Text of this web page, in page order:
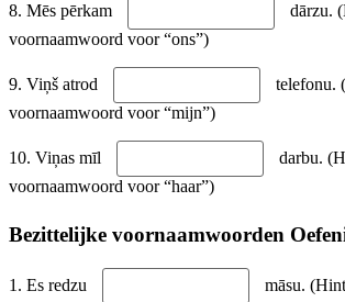
8. Mēs pērkam
dārzu.
voornaamwoord voor “ons”)
9. Viņš atrod
telefonu.
voornaamwoord voor “mijn”)
10. Viņas mīl
darbu.
voornaamwoord voor “haar”)
Bezittelijke voornaamwoorden
1. Es redzu
māsu.